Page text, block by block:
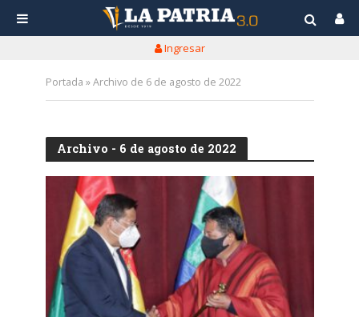
Ingresar
Portada »Archivo de 6 de agosto de 2022
Archivo - 6 de agosto de 2022